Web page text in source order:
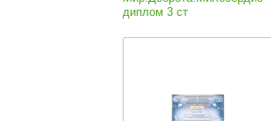
диплом 3 ст